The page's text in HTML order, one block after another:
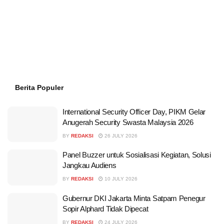
Berita Populer
International Security Officer Day, PIKM Gelar
Anugerah Security Swasta Malaysia 2026
BY REDAKSI 26 JULY 2026
Panel Buzzer untuk Sosialisasi Kegiatan, Solusi
Jangkau Audiens
BY REDAKSI 10 JULY 2026
Gubernur DKI Jakarta Minta Satpam Penegur
Sopir Alphard Tidak Dipecat
BY REDAKSI 24 JULY 2026